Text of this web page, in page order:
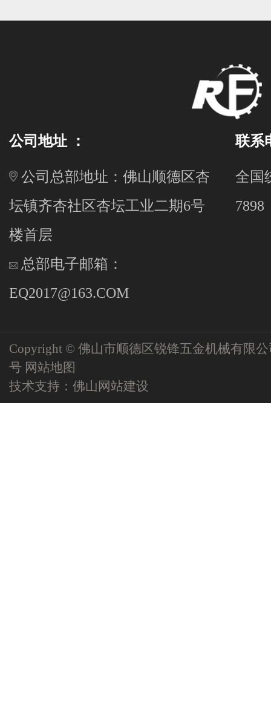
公司地址 ：
公司总部地址：佛山顺德区杏
坛镇齐杏社区杏坛工业二期6号
楼首层
总部电子邮箱：
EQ2017@163.COM
联系
全国
7898
Copyright © 佛山市顺德区锐锋五金机械有限
号 网站地图
技术支持： 佛山网站建设